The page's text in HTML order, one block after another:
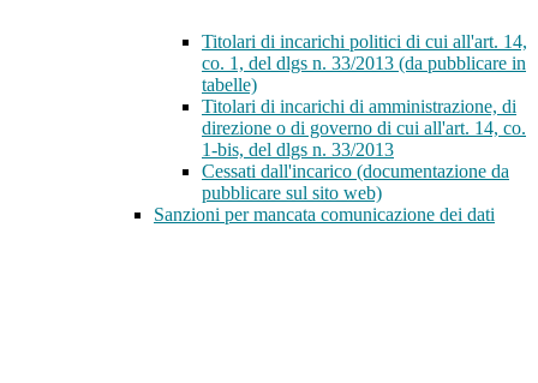
Titolari di incarichi politici di cui all'art. 14,
co. 1, del dlgs n. 33/2013 (da pubblicare in
tabelle)
Titolari di incarichi di amministrazione, di
direzione o di governo di cui all'art. 14, co.
1-bis, del dlgs n. 33/2013
Cessati dall'incarico (documentazione da
pubblicare sul sito web)
Sanzioni per mancata comunicazione dei dati